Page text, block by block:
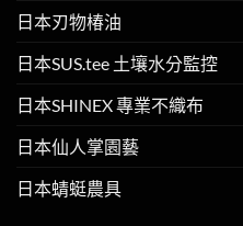
日本刃物椿油
日本SUS.tee 土壤水分監控
日本SHINEX 專業不織布
日本仙人掌園藝
日本蜻蜓農具